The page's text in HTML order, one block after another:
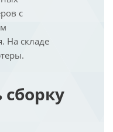
с
На складе
сборку